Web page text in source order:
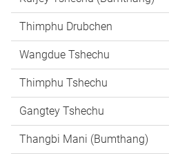
Thimphu Drubchen
Wangdue Tshechu
Thimphu Tshechu
Gangtey Tshechu
Thangbi Mani (Bumthang)